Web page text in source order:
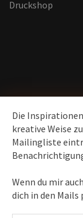
Die
kreative Weise
Mailingliste
Wenn du mir
dich in den Mails
Druckshop
News erhalten
Inspirationen
–
Heilung, Texte &